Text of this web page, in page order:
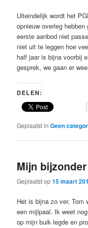
Uiteindelijk wordt het
opnieuw overleg
eerste aanbod niet
niet uit te leggen hoe
half jaar is bijna voorbij
gesprek, we gaan er
DELEN:
Geplaatst in Geen
Mijn
Geplaatst op15 maart
Het is bijna zo ver, Tom
een mijlpaal. Ik weet
op mijn buik legde en